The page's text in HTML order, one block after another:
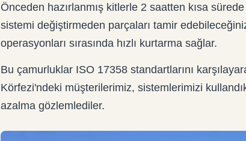
Önceden hazırlanmış kitlerle 2 saatten kısa
sistemi değiştirmeden parçaları tamir
operasyonları sırasında hızlı kurtarma sağlar.
Bu çamurluklar ISO 17358 standartlarını
Körfezi'ndeki müşterilerimiz, sistemlerimizi
azalma gözlemlediler.